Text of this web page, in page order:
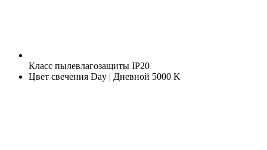
Класс пылевлагозащиты IP20
Цвет свечения Day | Дневной 5000 K